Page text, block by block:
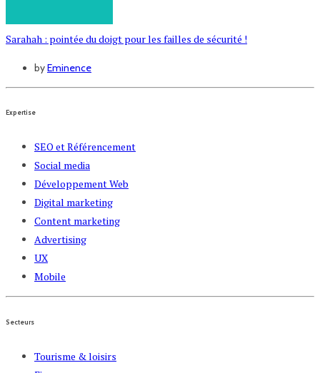
Sarahah : pointée du doigt pour les failles de sécurité !
byEminence
Expertise
SEO et Référencement
Social media
Développement Web
Digital marketing
Content marketing
Advertising
UX
Mobile
Secteurs
Tourisme & loisirs